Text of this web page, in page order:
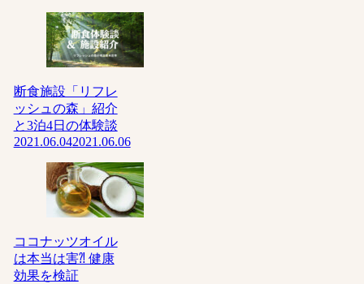
断食施設「リフレ
ッシュの森」紹介
と3泊4日の体験談
2021.06.042021.06.06
ココナッツオイル
は本当は害⁈ 健康
効果を検証